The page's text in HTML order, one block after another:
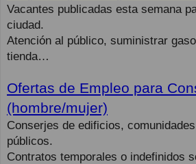
Vacantes publicadas esta semana
ciudad.
Atención al público, suministrar
tienda…
Ofertas de Empleo para
(hombre/mujer)
Conserjes de edificios,
públicos.
Contratos temporales o indefinidos